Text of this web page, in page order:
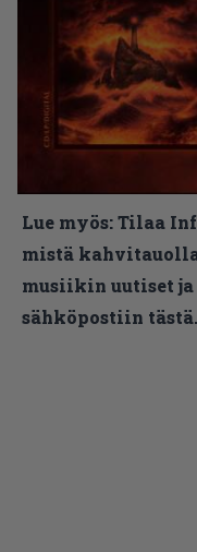
Lue myös:Tilaa
mistä
musiikin uutiset ja
sähköpostiin tästä.